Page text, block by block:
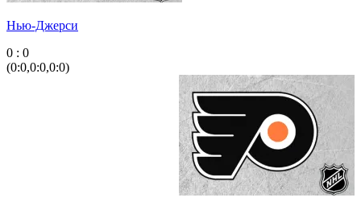
Нью-Джерси
0 : 0
(0:0,0:0,0:0)